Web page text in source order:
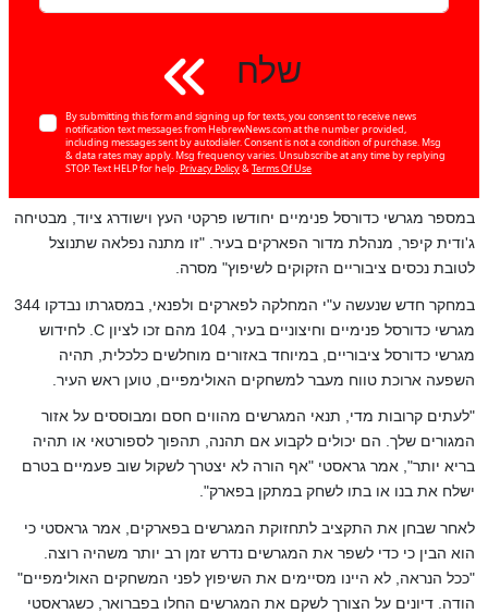
שלח
By submitting this form and signing up for texts, you consent to receive news
notification text messages from HebrewNews.com at the number provided,
including messages sent by autodialer. Consent is not a condition of purchase. Msg
& data rates may apply. Msg frequency varies. Unsubscribe at any time by replying
STOP. Text HELP for help.Privacy Policy&Terms Of Use
במספר מגרשי כדורסל פנימיים יחודשו פרקטי העץ וישודרג ציוד, מבטיחה
ג'ודית קיפר, מנהלת מדור הפארקים בעיר. "זו מתנה נפלאה שתנוצל
לטובת נכסים ציבוריים הזקוקים לשיפוץ" מסרה.
במחקר חדש שנעשה ע"י המחלקה לפארקים ולפנאי, במסגרתו נבדקו 344
מגרשי כדורסל פנימיים וחיצוניים בעיר, 104 מהם זכו לציון
C . לחידוש
מגרשי כדורסל ציבוריים, במיוחד באזורים מוחלשים כלכלית, תהיה
השפעה ארוכת טווח מעבר למשחקים האולימפיים, טוען ראש העיר.
"לעתים קרובות מדי, תנאי המגרשים מהווים חסם ומבוססים על אזור
המגורים שלך. הם יכולים לקבוע אם תהנה, תהפוך לספורטאי או תהיה
בריא יותר", אמר גראסטי "אף הורה לא יצטרך לשקול שוב פעמיים בטרם
ישלח את בנו או בתו לשחק במתקן בפארק".
לאחר שבחן את התקציב לתחזוקת המגרשים בפארקים, אמר גראסטי כי
הוא הבין כי כדי לשפר את המגרשים נדרש זמן רב יותר משהיה רוצה.
"ככל הנראה, לא היינו מסיימים את השיפוץ לפני המשחקים האולימפיים"
הודה. דיונים על הצורך לשקם את המגרשים החלו בפברואר, כשגראסטי